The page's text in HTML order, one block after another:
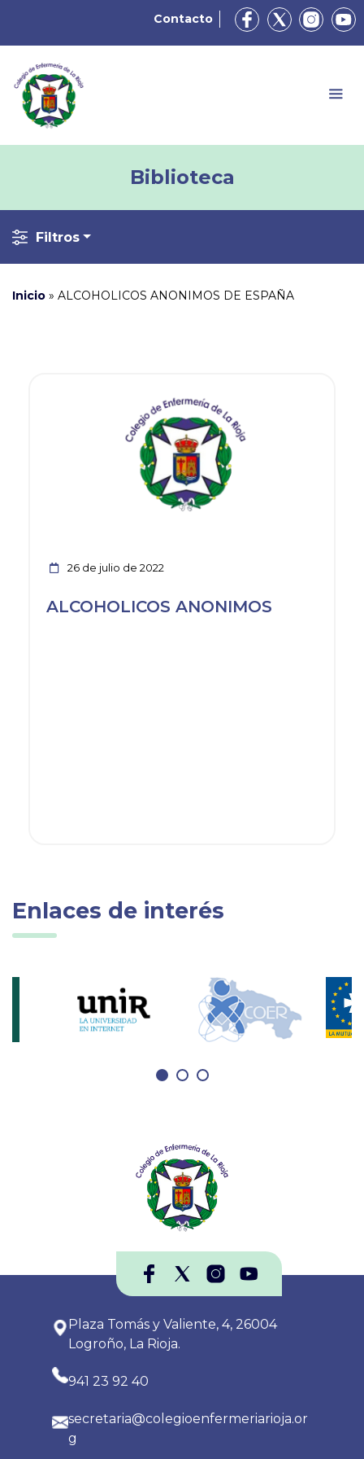
Contacto
Biblioteca
Filtros
Inicio » ALCOHOLICOS ANONIMOS DE ESPAÑA
26 de julio de 2022
ALCOHOLICOS ANONIMOS
Enlaces de interés
Plaza Tomás y Valiente, 4, 26004
Logroño, La Rioja.
941 23 92 40
secretaria@colegioenfermeriarioja.or
g